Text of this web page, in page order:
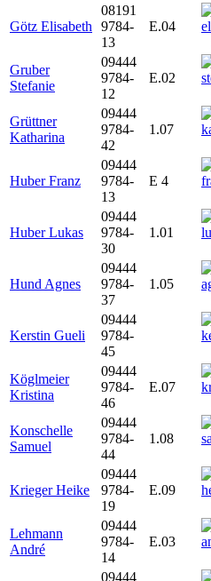
Götz Elisabeth
08191
9784-
13
E.04
Gruber
Stefanie
09444
9784-
12
E.02
Grüttner
Katharina
09444
9784-
42
1.07
Huber Franz
09444
9784-
13
E 4
Huber Lukas
09444
9784-
30
1.01
Hund Agnes
09444
9784-
37
1.05
Kerstin Gueli
09444
9784-
45
Köglmeier
Kristina
09444
9784-
46
E.07
Konschelle
Samuel
09444
9784-
44
1.08
Krieger Heike
09444
9784-
19
E.09
Lehmann
André
09444
9784-
14
E.03
09444